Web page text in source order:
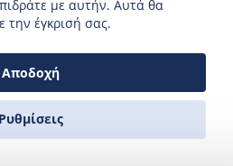
ΔΙΑΘΕΣΗΜΑ ΔΡΟΜΟΛΟΓΙΑ
μπορείτε να δείτε αν υπάρχει το
πριν κάνετε αναζήτηση
ΑΝΘΡΩΠΟΙ
με αυτήν. Αυτά θα
την έγκρισή σας.
Αποδοχή
Ρυθμίσεις